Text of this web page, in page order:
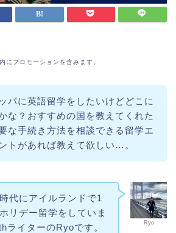
にプロモーションを含みます。
パに英語留学をしたいけどどこに
な？おすすめの国を教えてくれた
な手続き方法を相談できる留学エ
トがあれば教えて欲しい…。
Ryo
代にアイルランドで1
リデー留学をしていま
ライターのRyoです。